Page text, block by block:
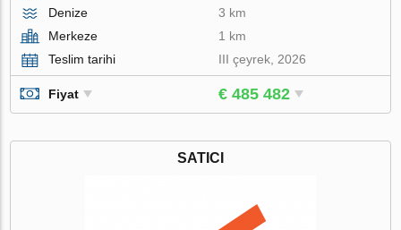
Denize
3 km
Merkeze
1 km
Teslim tarihi
III çeyrek, 2026
Fiyat € 485 482
SATICI